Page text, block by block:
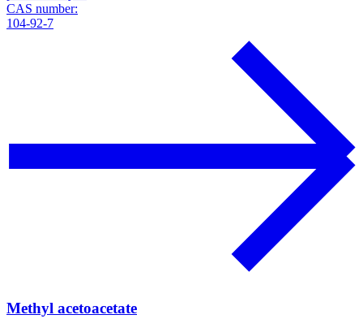
CAS number:
104-92-7
Methyl acetoacetate